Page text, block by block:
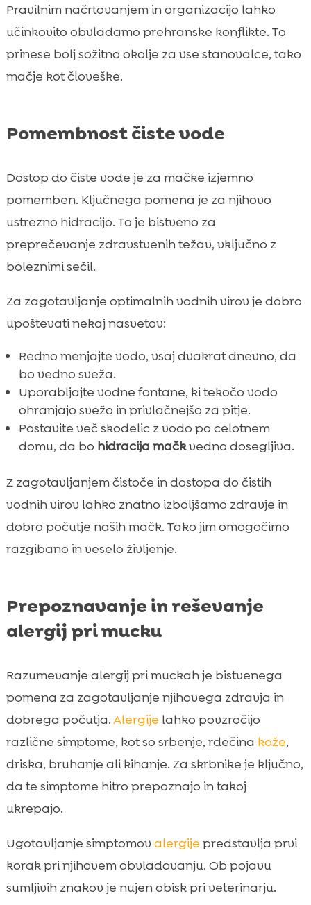
Pravilnim načrtovanjem in organizacijo lahko
učinkovito obvladamo prehranske konflikte. To
prinese bolj sožitno okolje za vse stanovalce, tako
mačje kot človeške.
Pomembnost čiste vode
Dostop do čiste vode je za mačke izjemno
pomemben. Ključnega pomena je za njihovo
ustrezno hidracijo. To je bistveno za
preprečevanje zdravstvenih težav, vključno z
boleznimi sečil.
Za zagotavljanje optimalnih vodnih virov je dobro
upoštevati nekaj nasvetov:
Redno menjajte vodo, vsaj dvakrat dnevno, da
bo vedno sveža.
Uporabljajte vodne fontane, ki tekočo vodo
ohranjajo svežo in privlačnejšo za pitje.
Postavite več skodelic z vodo po celotnem
domu, da bo hidracija mačkvedno dosegljiva.
Z zagotavljanjem čistoče in dostopa do čistih
vodnih virov lahko znatno izboljšamo zdravje in
dobro počutje naših mačk. Tako jim omogočimo
razgibano in veselo življenje.
Prepoznavanje in reševanje
alergij pri mucku
Razumevanje alergij pri muckah je bistvenega
pomena za zagotavljanje njihovega zdravja in
dobrega počutja.Alergije lahko povzročijo
različne simptome, kot so srbenje, rdečina kože,
driska, bruhanje ali kihanje. Za skrbnike je ključno,
da te simptome hitro prepoznajo in takoj
ukrepajo.
Ugotavljanje simptomov alergije predstavlja prvi
korak pri njihovem obvladovanju. Ob pojavu
sumljivih znakov je nujen obisk pri veterinarju.